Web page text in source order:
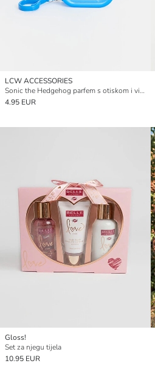
LCW ACCESSORIES
Sonic the Hedgehog parfem s otiskom i visećim uređajem
4.95 EUR
Gloss!
Set za njegu tijela
10.95 EUR